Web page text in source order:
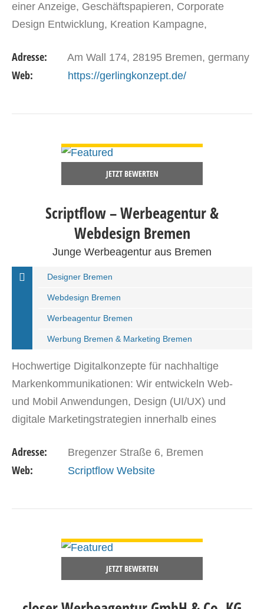
einer Anzeige, Geschäftspapieren, Corporate
Design Entwicklung, Kreation Kampagne,
rund um Ihren…
Adresse: Am Wall 174, 28195 Bremen, germany
Web: https://gerlingkonzept.de/
JETZT BEWERTEN
Scriptflow – Werbeagentur &
Webdesign Bremen
Junge Werbeagentur aus Bremen
Designer Bremen
Webdesign Bremen
Werbeagentur Bremen
Werbung Bremen & Marketing Bremen
Hochwertige Digitalkonzepte für nachhaltige
Markenkommunikationen: Wir entwickeln Web-
und Mobil Anwendungen, Design (UI/UX) und
digitale Marketingstrategien innerhalb eines
Zusammenarbeit nahtlose Erfahrungen…
Adresse: Bregenzer Straße 6, Bremen
Web: Scriptflow Website
JETZT BEWERTEN